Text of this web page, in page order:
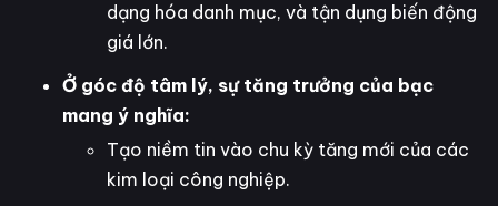
dạng hóa danh mục, và tận dụng biến động
giá lớn.
Ở góc độ tâm lý, sự tăng trưởng của bạc
mang ý nghĩa:
Tạo niềm tin vào chu kỳ tăng mới của các
kim loại công nghiệp.